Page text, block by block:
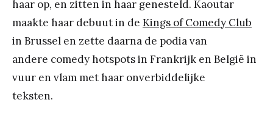
haar op, en zitten in haar genesteld. Kaoutar
maakte haar debuut in de Kings of Comedy Club
in Brussel en zette daarna de podia van
andere comedy hotspots in Frankrijk en België in
vuur en vlam met haar onverbiddelijke
teksten.